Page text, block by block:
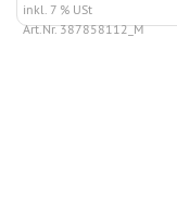
inkl. 7 % USt
Art.Nr. 387858112_M